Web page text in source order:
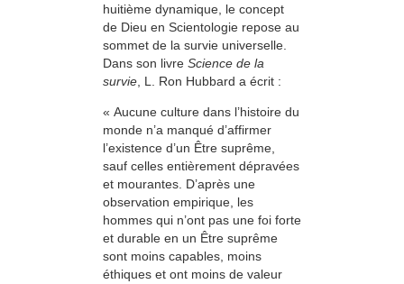
huitième dynamique, le concept
de Dieu en Scientologie repose au
sommet de la survie universelle.
Dans son livre Science de la
survie , L. Ron Hubbard a écrit :
« Aucune culture dans l’histoire du
monde n’a manqué d’affirmer
l’existence d’un Être suprême,
sauf celles entièrement dépravées
et mourantes. D’après une
observation empirique, les
hommes qui n’ont pas une foi forte
et durable en un Être suprême
sont moins capables, moins
éthiques et ont moins de valeur